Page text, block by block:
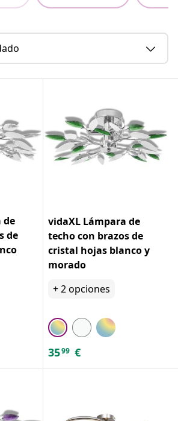
de
de
vidaXL Lámpara de
techo con brazos de
cristal hojas blanco y
morado
+2opciones
3599 €